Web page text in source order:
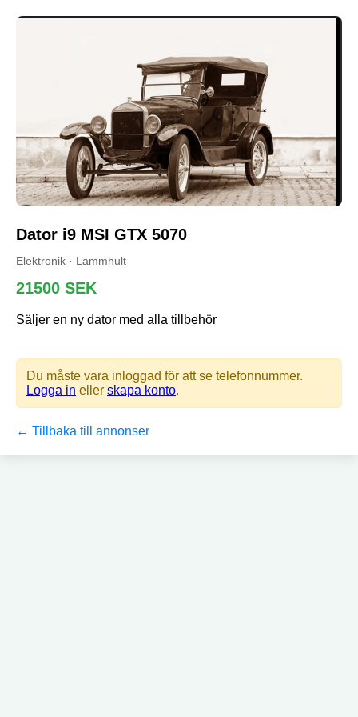
Dator i9 MSI GTX 5070
Elektronik · Lammhult
21500 SEK
Säljer en ny dator med alla tillbehör
Du måste vara inloggad för att se telefonnummer.
Logga in eller skapa konto.
← Tillbaka till annonser